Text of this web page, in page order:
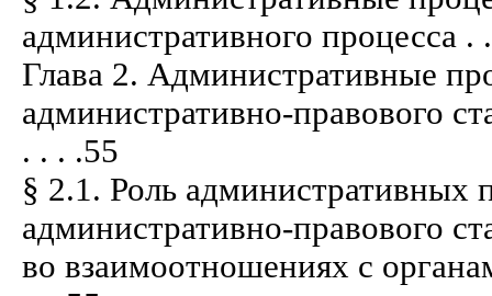
административного процесса
Глава 2. Административные
административно-правового
. . . .55
§ 2.1. Роль административных
административно-правового
во взаимоотношениях с